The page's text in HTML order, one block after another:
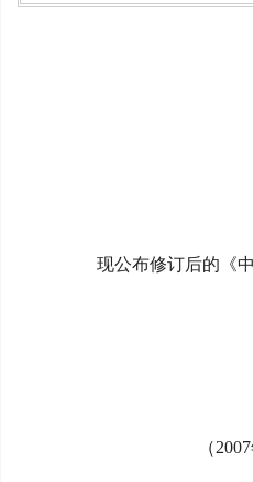
现公布修订后的《
（2007